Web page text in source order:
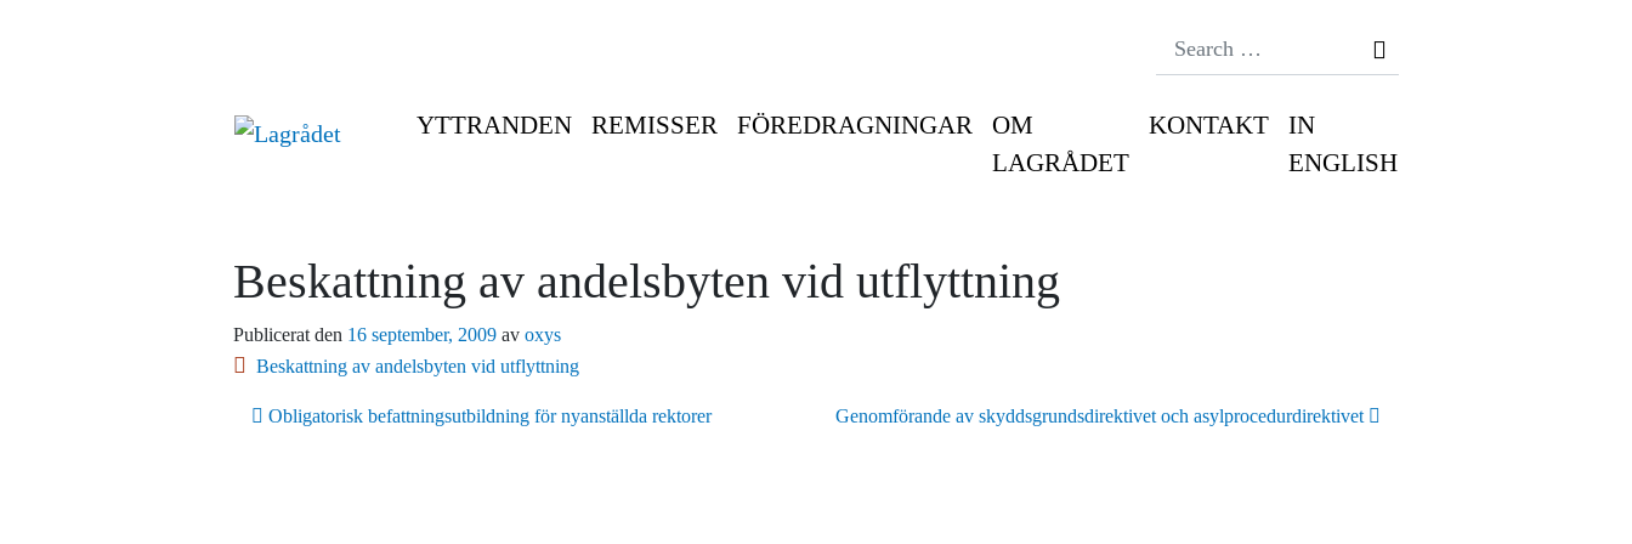
YTTRANDEN REMISSER FÖREDRAGNINGAR
OM
LAGRÅDET
KONTAKT
IN
ENGLISH
Beskattning av andelsbyten vid utflyttning
Publicerat den 16 september, 2009 av oxys
Beskattning av andelsbyten vid utflyttning
Inläggsnavigering
Obligatorisk befattningsutbildning för nyanställda rektorer Genomförande av skyddsgrundsdirektivet och asylprocedurdirektivet